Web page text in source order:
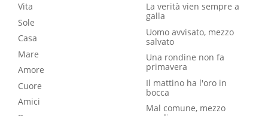
Vita
Sole
Casa
Mare
Amore
Cuore
Amici
La verità vien sempre a
galla
Uomo avvisato, mezzo
salvato
Una rondine non fa
primavera
Il mattino ha l'oro in
bocca
Mal comune, mezzo